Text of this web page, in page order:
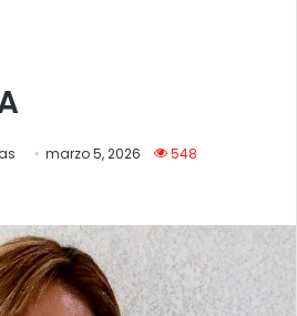
marzo 5, 2026
548